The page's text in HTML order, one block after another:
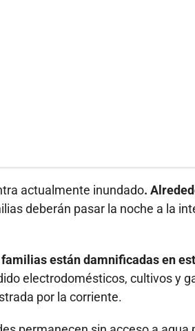
actualmente inundado.
deberán pasar la noche a la
están damnificadas en
electrodomésticos, cultivos y
por la corriente.